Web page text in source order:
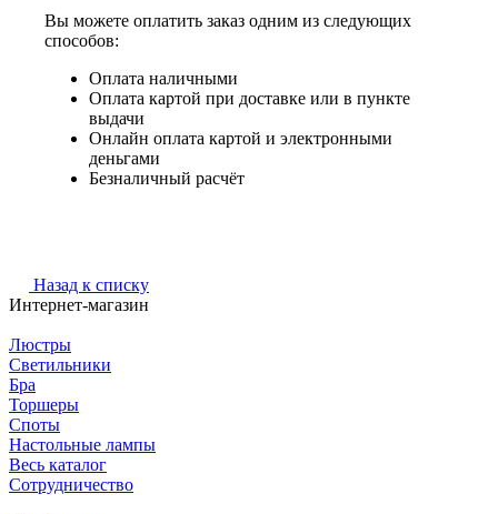
Вы можете оплатить заказ одним из следующих
способов:
Оплата наличными
Оплата картой при доставке или в пункте
выдачи
Онлайн оплата картой и электронными
деньгами
Безналичный расчёт
Назад к списку
Интернет-магазин
Люстры
Светильники
Бра
Торшеры
Споты
Настольные лампы
Весь каталог
Сотрудничество